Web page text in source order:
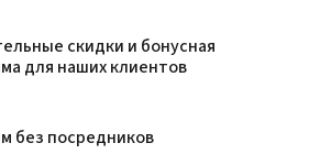
скидки и бонусная
для наших клиентов
без посредников